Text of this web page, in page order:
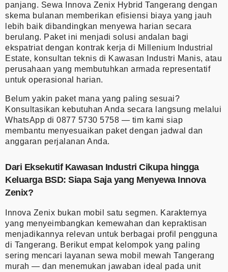
panjang. Sewa Innova Zenix Hybrid Tangerang dengan
skema bulanan memberikan efisiensi biaya yang jauh
lebih baik dibandingkan menyewa harian secara
berulang. Paket ini menjadi solusi andalan bagi
ekspatriat dengan kontrak kerja di Millenium Industrial
Estate, konsultan teknis di Kawasan Industri Manis, atau
perusahaan yang membutuhkan armada representatif
untuk operasional harian.
Belum yakin paket mana yang paling sesuai?
Konsultasikan kebutuhan Anda secara langsung melalui
WhatsApp di 0877 5730 5758 — tim kami siap
membantu menyesuaikan paket dengan jadwal dan
anggaran perjalanan Anda.
Dari Eksekutif Kawasan Industri Cikupa hingga
Keluarga BSD: Siapa Saja yang Menyewa Innova
Zenix?
Innova Zenix bukan mobil satu segmen. Karakternya
yang menyeimbangkan kemewahan dan kepraktisan
menjadikannya relevan untuk berbagai profil pengguna
di Tangerang. Berikut empat kelompok yang paling
sering mencari layanan sewa mobil mewah Tangerang
murah — dan menemukan jawaban ideal pada unit